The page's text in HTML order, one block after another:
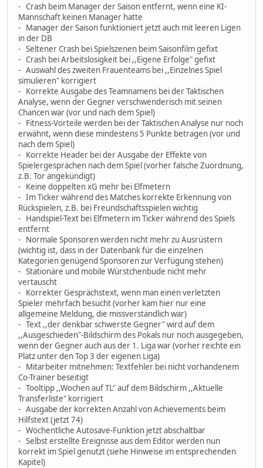
- Crash beim Manager der Saison entfernt, wenn eine KI-
Mannschaft keinen Manager hatte
- Manager der Saison funktioniert jetzt auch mit leeren Ligen
in der DB
- Seltener Crash bei Spielszenen beim Saisonfilm gefixt
- Crash bei Arbeitslosigkeit bei ,,Eigene Erfolge" gefixt
- Auswahl des zweiten Frauenteams bei ,,Einzelnes Spiel
simulieren" korrigiert
- Korrekte Ausgabe des Teamnamens bei der Taktischen
Analyse, wenn der Gegner verschwenderisch mit seinen
Chancen war (vor und nach dem Spiel)
- Fitness-Vorteile werden bei der Taktischen Analyse nur noch
erwähnt, wenn diese mindestens 5 Punkte betragen (vor und
nach dem Spiel)
- Korrekte Header bei der Ausgabe der Effekte von
Spielergesprächen nach dem Spiel (vorher falsche Zuordnung,
z.B. Tor angekündigt)
- Keine doppelten xG mehr bei Elfmetern
- Im Ticker während des Matches korrekte Erkennung von
Rückspielen, z.B. bei Freundschaftsspielen wichtig
- Handspiel-Text bei Elfmetern im Ticker während des Spiels
entfernt
- Normale Sponsoren werden nicht mehr zu Ausrüstern
(wichtig ist, dass in der Datenbank für die einzelnen
Kategorien genügend Sponsoren zur Verfügung stehen)
- Stationäre und mobile Würstchenbude nicht mehr
vertauscht
- Korrekter Gesprächstext, wenn man einen verletzten
Spieler mehrfach besucht (vorher kam hier nur eine
allgemeine Meldung, die missverständlich war)
- Text ,,der denkbar schwerste Gegner" wird auf dem
,,Ausgeschieden"-Bildschirm des Pokals nur noch ausgegeben,
wenn der Gegner auch aus der 1. Liga war (vorher reichte ein
Platz unter den Top 3 der eigenen Liga)
- Mitarbeiter mitnehmen: Textfehler bei nicht vorhandenem
Co-Trainer beseitigt
- Tooltipp ,,Wochen auf TL" auf dem Bildschirm ,,Aktuelle
Transferliste" korrigiert
- Ausgabe der korrekten Anzahl von Achievements beim
Hilfstext (jetzt 74)
- Wöchentliche Autosave-Funktion jetzt abschaltbar
- Selbst erstellte Ereignisse aus dem Editor werden nun
korrekt im Spiel genutzt (siehe Hinweise im entsprechenden
Kapitel)